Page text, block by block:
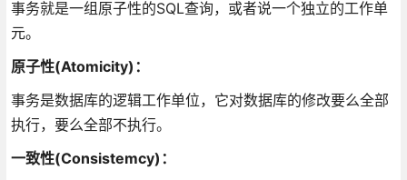
事务就是一组原子性的SQL查询，或者说一个独立的工作单
元。
原子性(Atomicity)：
事务是数据库的逻辑工作单位，它对数据库的修改要么全部
执行，要么全部不执行。
一致性(Consistemcy)：